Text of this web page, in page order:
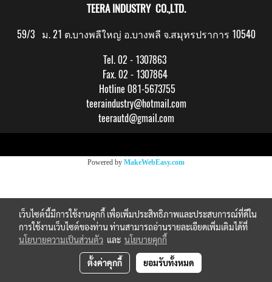
TEERA INDUSTRY CO.,LTD.
59/3 ม. 21 ต.บางพลีใหญ่ อ.บางพลี จ.สมุทรปราการ 10540
Tel. 02 - 1307863
Fax. 02 - 1307864
Hotline 081-5673755
teeraindustry@hotmail.com
teerautd@gmail.com
Powered by MakeWebEasy.com
เว็บไซต์นี้มีการใช้งานคุกกี้ เพื่อเพิ่มประสิทธิภาพและประสบการณ์ที่ดีใน
การใช้งานเว็บไซต์ของท่าน ท่านสามารถอ่านรายละเอียดเพิ่มเติมได้ที่
นโยบายความเป็นส่วนตัว และ นโยบายคุกกี้
ตั้งค่าคุกกี้ ยอมรับทั้งหมด